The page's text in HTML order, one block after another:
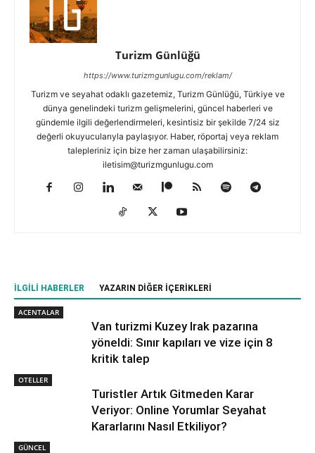
Turizm Günlüğü
https://www.turizmgunlugu.com/reklam/
Turizm ve seyahat odaklı gazetemiz, Turizm Günlüğü, Türkiye ve
dünya genelindeki turizm gelişmelerini, güncel haberleri ve
gündemle ilgili değerlendirmeleri, kesintisiz bir şekilde 7/24 siz
değerli okuyucularıyla paylaşıyor. Haber, röportaj veya reklam
talepleriniz için bize her zaman ulaşabilirsiniz:
iletisim@turizmgunlugu.com
İLGILI HABERLER YAZARIN DIĞER İÇERIKLERI
ACENTALAR
Van turizmi Kuzey Irak pazarına
yöneldi: Sınır kapıları ve vize için 8
kritik talep
OTELLER
Turistler Artık Gitmeden Karar
Veriyor: Online Yorumlar Seyahat
Kararlarını Nasıl Etkiliyor?
GÜNCEL